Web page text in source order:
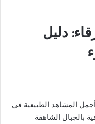
دليل
المشاهد الطبيعية في
بالجبال الشاهقة